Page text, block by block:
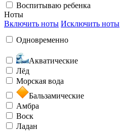
Любить и быть любимой
Загадочный
Необычный
Воспитываю ребенка
Воспитываю ребенка
Ноты
Включить ноты Исключить ноты
Одновременно
Акватические
Лёд
Морская вода
Бальзамические
Амбра
Воск
Ладан